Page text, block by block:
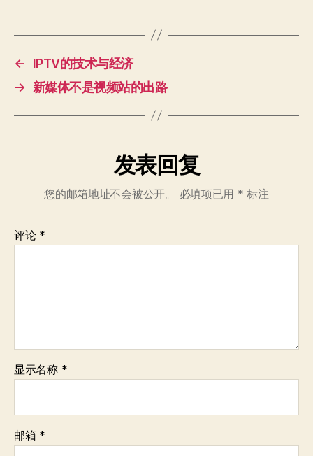
←
IPTV的技术与经济
→
新媒体不是视频站的出路
发表回复
您的邮箱地址不会被公开。 必填项已用 * 标注
评论 *
显示名称 *
邮箱 *